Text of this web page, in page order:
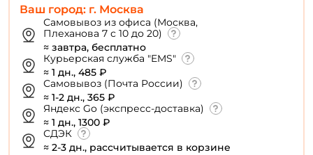
Ваш город: г. Москва
Самовывоз из офиса (Москва,
Плеханова 7 с 10 до 20)
≈ завтра, бесплатно
Курьерская служба "EMS"
≈ 1 дн., 485 ₽
Самовывоз (Почта России)
≈ 1-2 дн., 365 ₽
Яндекс Go (экспресс-доставка)
≈ 1 дн., 1300 ₽
СДЭК
≈ 2-3 дн., рассчитывается в корзине
Создать аккаунт
У меня уже есть аккаунт